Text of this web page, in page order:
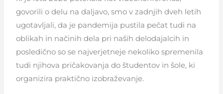
govorili o delu na daljavo, smo v zadnjih dveh letih
ugotavljali, da je pandemija pustila pečat tudi na
oblikah in načinih dela pri naših delodajalcih in
posledično so se najverjetneje nekoliko spremenila
tudi njihova pričakovanja do študentov in šole, ki
organizira praktično izobraževanje.